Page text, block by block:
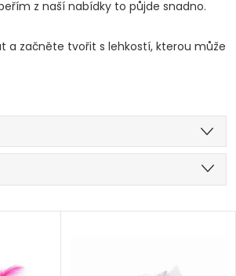
z naší nabídky to půjde snadno.
a začněte tvořit s lehkostí, kterou může